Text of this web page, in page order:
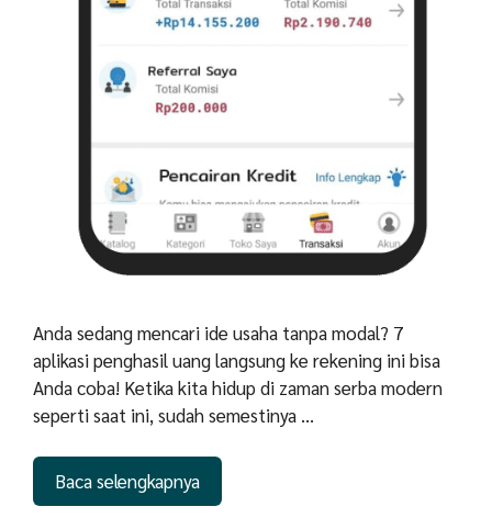
Anda sedang mencari ide usaha tanpa modal? 7
aplikasi penghasil uang langsung ke rekening ini bisa
Anda coba! Ketika kita hidup di zaman serba modern
seperti saat ini, sudah semestinya …
Baca selengkapnya